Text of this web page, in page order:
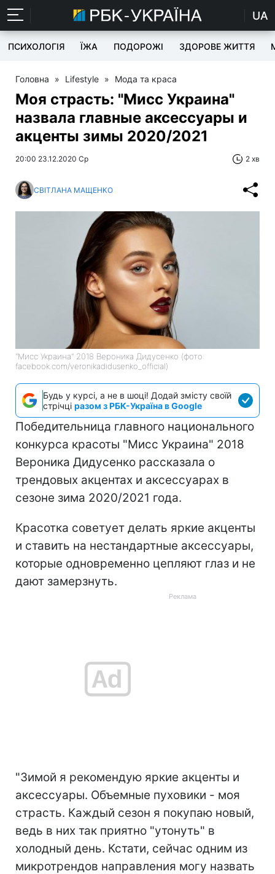
UA
ПСИХОЛОГІЯ ЇЖА ПОДОРОЖІ ЗДОРОВЕ ЖИТТЯ
Головна » Lifestyle » Мода та краса
Моя страсть: "Мисс Украина"
назвала главные аксессуары и
акценты зимы 2020/2021
20:00 23.12.2020 Ср 2 хв
СВІТЛАНА МАЩЕНКО
"Мисс Украина" 2018 Вероника Дидусенко (фото:
facebook.com/veronikadidusenko_official)
Будь у курсі, а не в шоці! Додай змісту своїй
стрічці разом з РБК-Україна в Google
Победительница главного национального
конкурса красоты "Мисс Украина" 2018
Вероника Дидусенко рассказала о
трендовых акцентах и аксессуарах в
сезоне зима 2020/2021 года.
Красотка советует делать яркие акценты
и ставить на нестандартные аксессуары,
которые одновременно цепляют глаз и не
дают замерзнуть.
"Зимой я рекомендую яркие акценты и
аксессуары. Объемные пуховики - моя
страсть. Каждый сезон я покупаю новый,
ведь в них так приятно "утонуть" в
холодный день. Кстати, сейчас одним из
микротрендов направления могу назвать